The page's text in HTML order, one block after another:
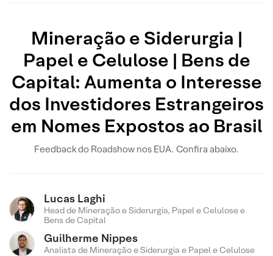
Mineração e Siderurgia |
Papel e Celulose | Bens de
Capital: Aumenta o Interesse
dos Investidores Estrangeiros
em Nomes Expostos ao Brasil
Feedback do Roadshow nos EUA. Confira abaixo.
Lucas Laghi
Head de Mineração e Siderurgia, Papel e Celulose e
Bens de Capital
Guilherme Nippes
Analista de Mineração e Siderurgia e Papel e Celulose